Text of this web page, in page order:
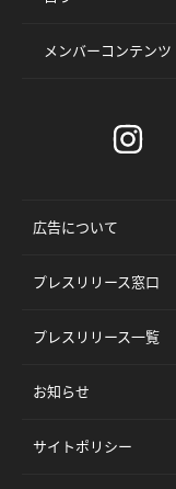
メンバーコンテンツ
広告について
プレスリリース窓口
プレスリリース一覧
お知らせ
サイトポリシー